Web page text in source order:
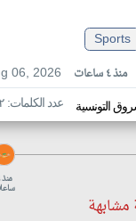
Sports
06, 2026
منذ ٤ ساعات
التونسية عدد الكلمات: ١٢٢
مشابهة